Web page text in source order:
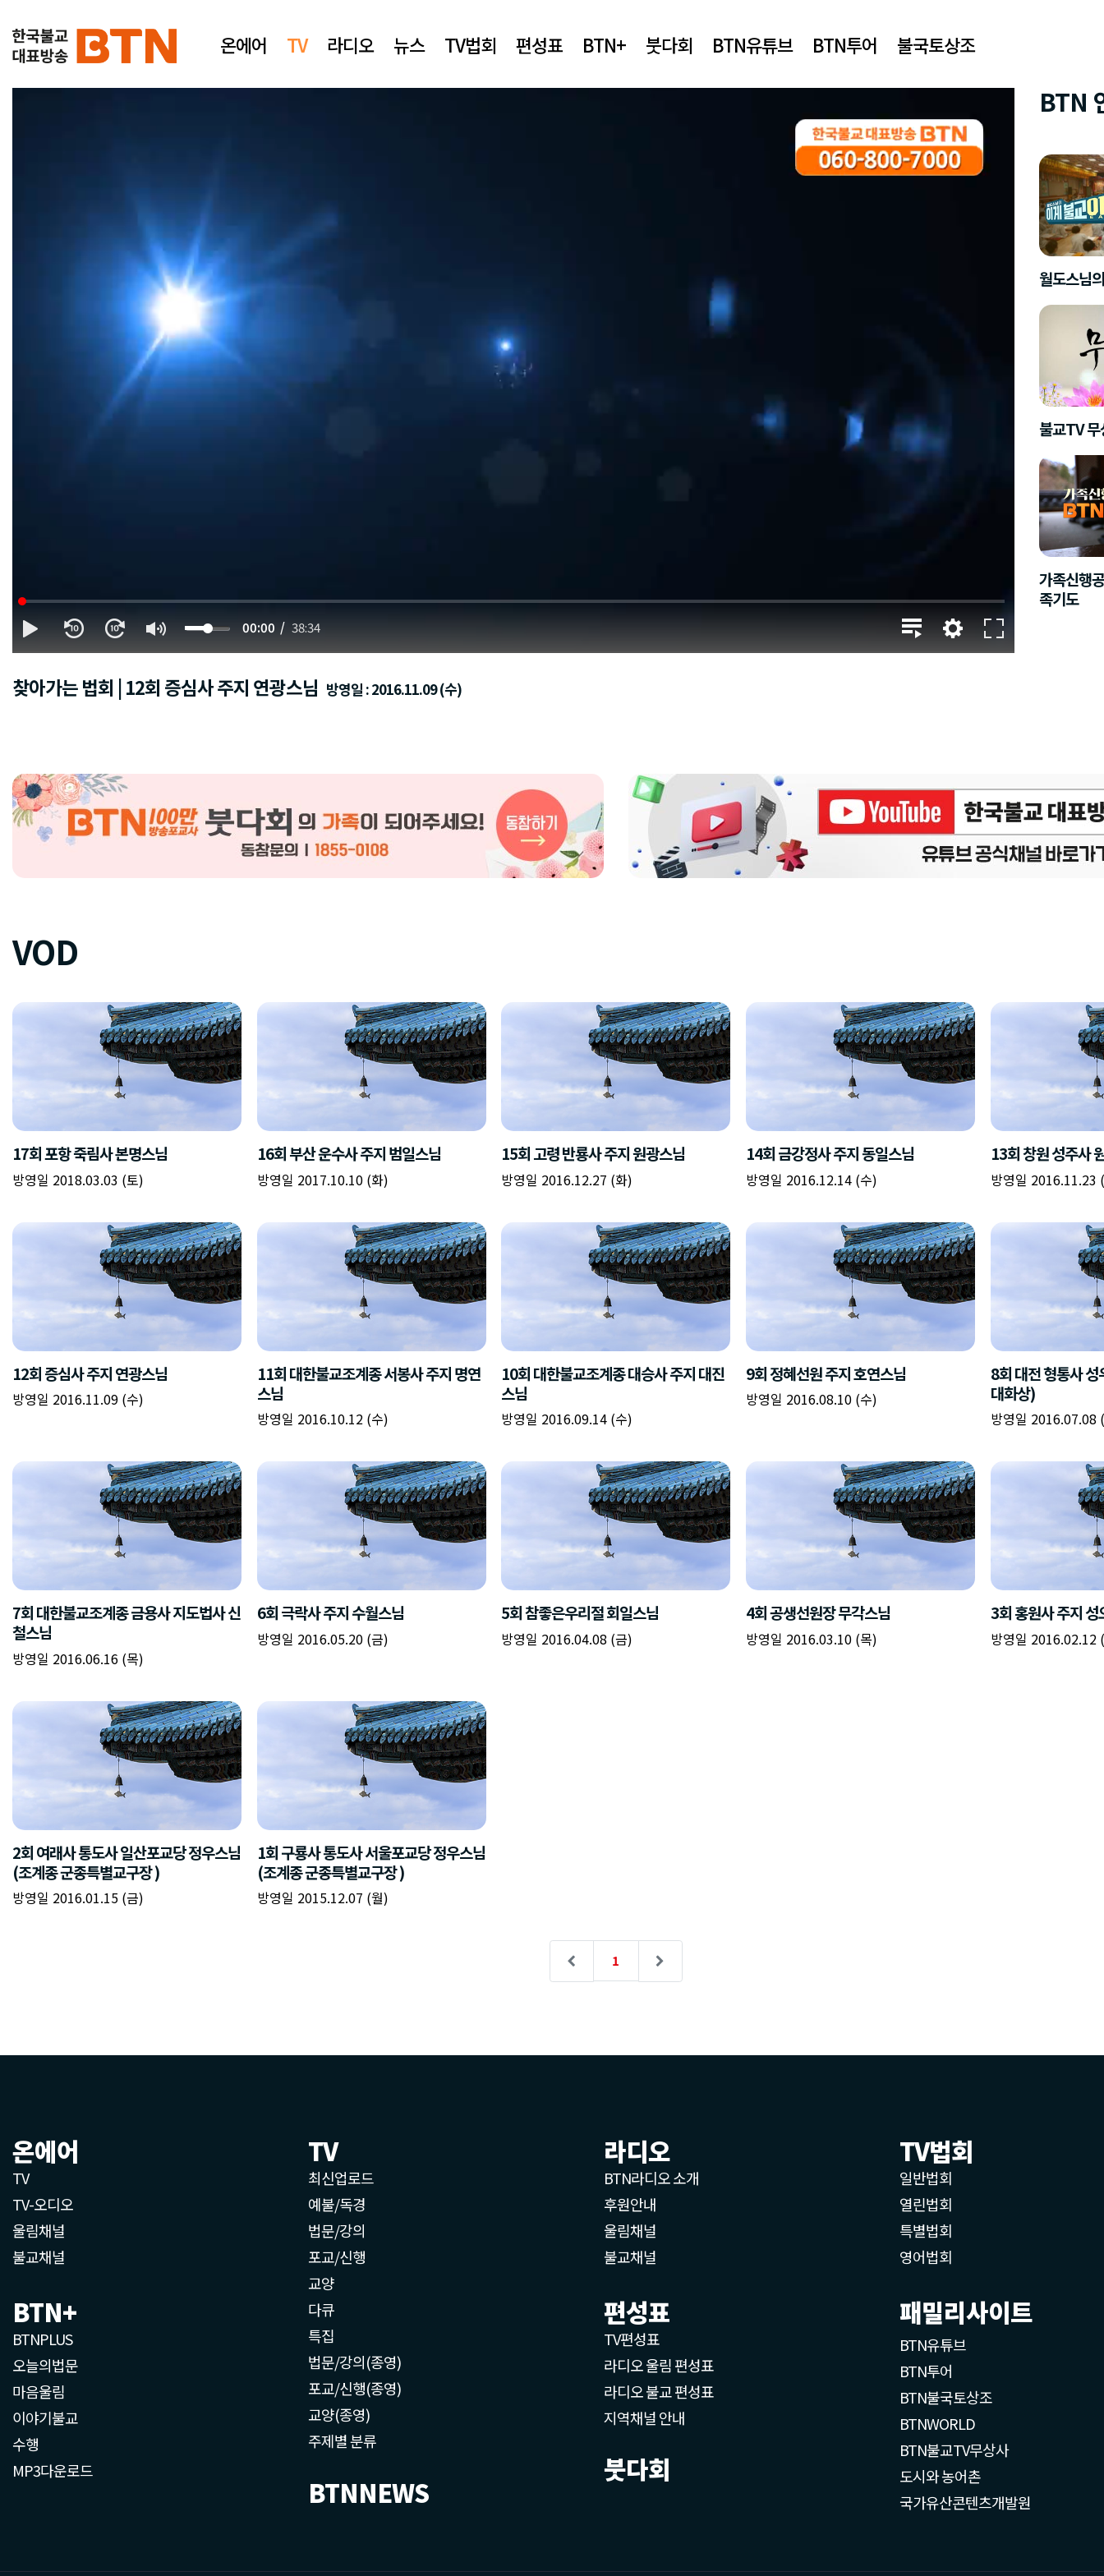
온에어 TV 라디오 뉴스 TV법회 편성표 BTN+ 붓다회 BTN유튜브 BTN투어 불국토상조
00:00 38:34
정
시간
확인
닫기
력
시작시간
닫기
트
추
가
설명
확인
닫기
BTN
월도스님
불교TV
가족신행
족기도
찾아가는 법회 | 12회 증심사 주지 연광스님 방영일 : 2016.11.09 (수)
온에어
TV
TV-오디오
울림채널
불교채널
BTN+
BTNPLUS
오늘의법문
마음울림
이야기불교
수행
MP3다운로드
TV
최신업로드
예불/독경
법문/강의
포교/신행
교양
다큐
특집
법문/강의(종영)
포교/신행(종영)
교양(종영)
주제별 분류
BTNNEWS
라디오
BTN라디오 소개
후원안내
울림채널
불교채널
편성표
TV편성표
라디오 울림 편성표
라디오 불교 편성표
지역채널 안내
붓다회
TV법회
일반법회
열린법회
특별법회
영어법회
패밀리사이트
BTN유튜브
BTN투어
BTN불국토상조
BTNWORLD
BTN불교TV무상사
도시와 농어촌
국가유산콘텐츠개발원